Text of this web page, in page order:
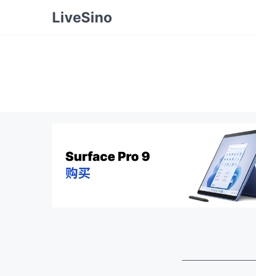
LiveSino